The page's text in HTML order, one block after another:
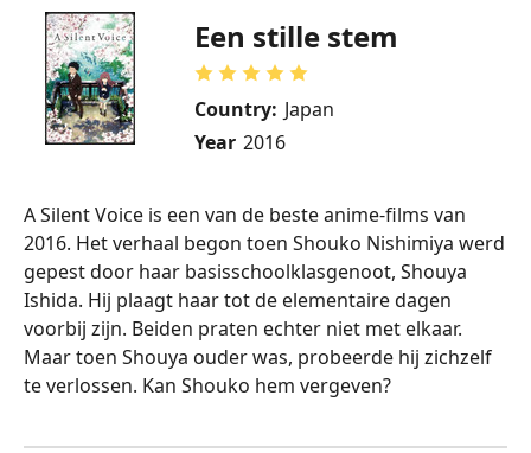
Een stille stem
Country: Japan
Year 2016
A Silent Voice is een van de beste anime-films van
2016. Het verhaal begon toen Shouko Nishimiya werd
gepest door haar basisschoolklasgenoot, Shouya
Ishida. Hij plaagt haar tot de elementaire dagen
voorbij zijn. Beiden praten echter niet met elkaar.
Maar toen Shouya ouder was, probeerde hij zichzelf
te verlossen. Kan Shouko hem vergeven?